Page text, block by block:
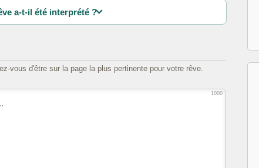
a-t-il été interprété ?
vous d'être sur la page la plus pertinente pour votre rêve.
1000